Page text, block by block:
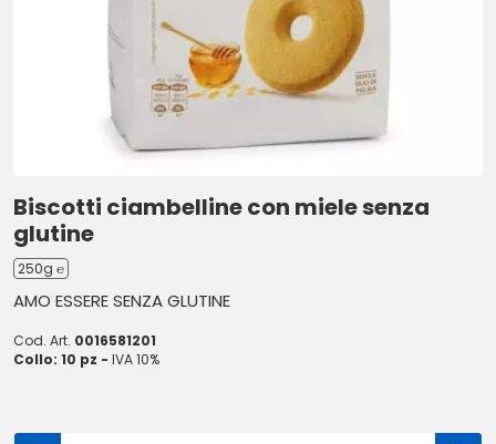
Biscotti ciambelline con miele senza
glutine
250g ℮
AMO ESSERE SENZA GLUTINE
Cod. Art. 0016581201
Collo: 10 pz - IVA 10%